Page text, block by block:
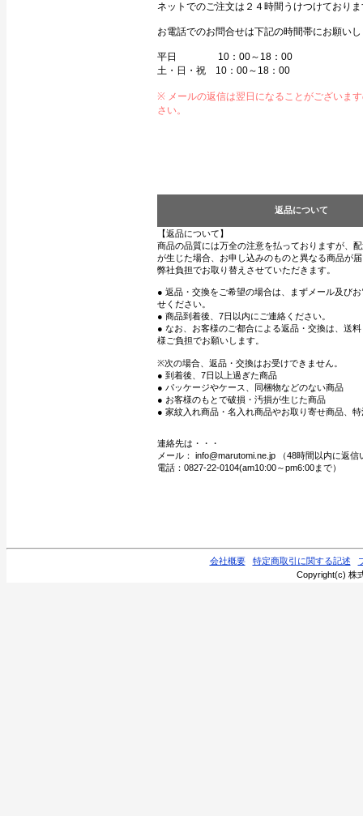
ネットでのご注文は２４時間うけつけており
お電話でのお問合せは下記の時間帯にお願い
平日 10：00～18：00
土・日・祝 10：00～18：00
※ メールの返信は翌日になることがございま
さい。
返品について
【返品について】
商品の品質には万全の注意を払っておりますが、
が生じた場合、お申し込みのものと異なる商品が
弊社負担でお取り替えさせていただきます。
● 返品・交換をご希望の場合は、まずメール及び
せください。
● 商品到着後、7日以内にご連絡ください。
● なお、お客様のご都合による返品・交換は、送
様ご負担でお願いします。
※次の場合、返品・交換はお受けできません。
● 到着後、7日以上過ぎた商品
● パッケージやケース、同梱物などのない商品
● お客様のもとで破損・汚損が生じた商品
● 家紋入れ商品・名入れ商品やお取り寄せ商品、
連絡先は・・・
メール： info@marutomi.ne.jp （48時間以内に返信
電話：0827-22-0104(am10:00～pm6:00まで）
会社概要 特定商取引に関する記述
Copyright(c) 株